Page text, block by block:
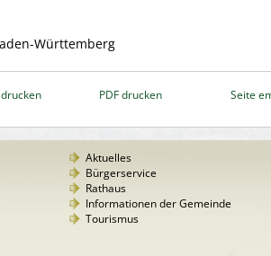
Württemberg
PDF drucken Seite
Aktuelles
Bürgerservice
Rathaus
Informationen der Gemeinde
Tourismus